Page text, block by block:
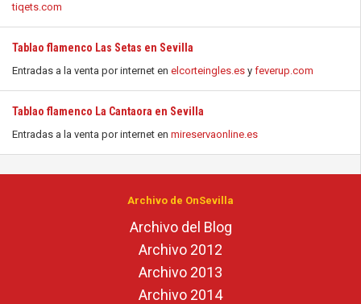
tiqets.com
Tablao flamenco Las Setas en Sevilla
Entradas a la venta por internet en elcorteingles.es y feverup.com
Tablao flamenco La Cantaora en Sevilla
Entradas a la venta por internet en mireservaonline.es
Archivo de OnSevilla
Archivo del Blog
Archivo 2012
Archivo 2013
Archivo 2014